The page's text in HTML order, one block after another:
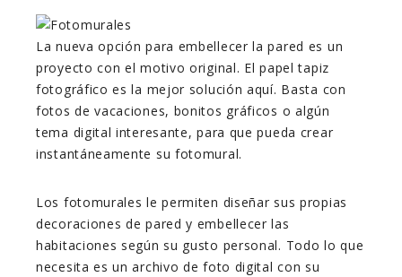
La nueva opción para embellecer la pared es un
proyecto con el motivo original. El papel tapiz
fotográfico es la mejor solución aquí. Basta con
fotos de vacaciones, bonitos gráficos o algún
tema digital interesante, para que pueda crear
instantáneamente su fotomural.
Los fotomurales le permiten diseñar sus propias
decoraciones de pared y embellecer las
habitaciones según su gusto personal. Todo lo que
necesita es un archivo de foto digital con su